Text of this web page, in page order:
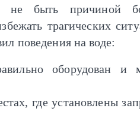
не быть причиной
трагических
поведения на воде:
оборудован и
где установлены